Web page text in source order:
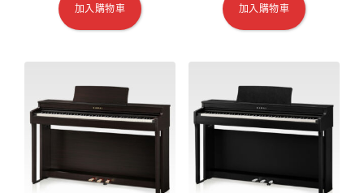
加入購物車 加入購物車